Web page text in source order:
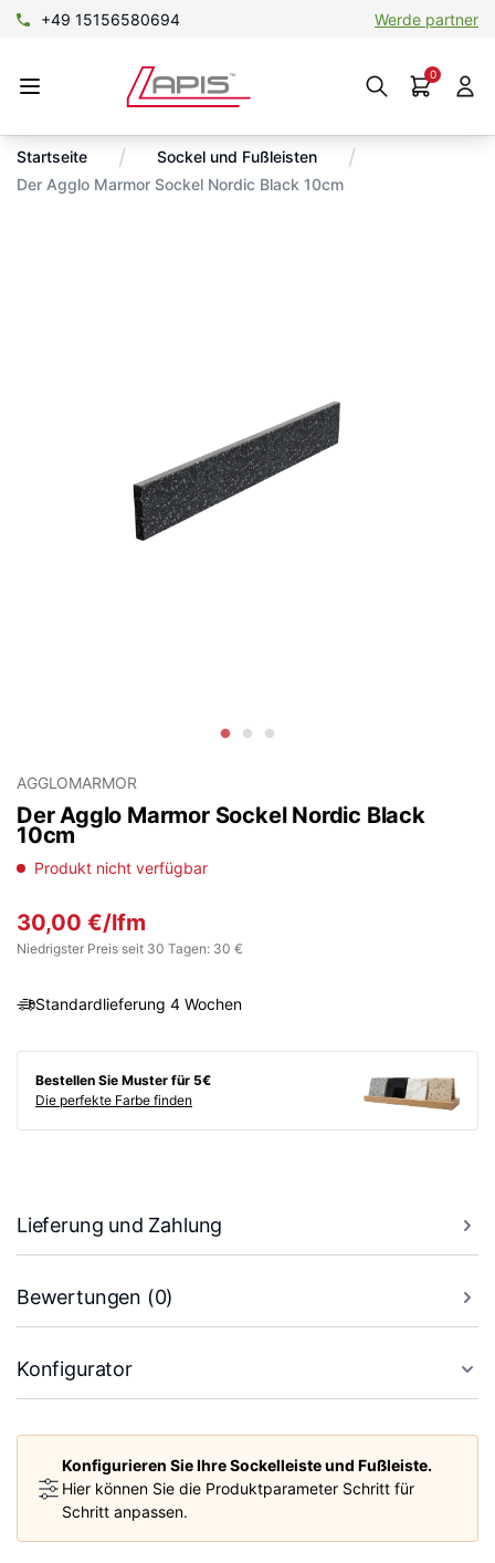
+49 15156580694 Werde partner
0
Startseite / Sockel und Fußleisten /
Der Agglo Marmor Sockel Nordic Black 10cm
AGGLOMARMOR
Der Agglo Marmor Sockel Nordic Black
10cm
Produkt nicht verfügbar
30,00 €/lfm
Niedrigster Preis seit 30 Tagen: 30 €
Standardlieferung 4 Wochen
Bestellen Sie Muster für 5€
Die perfekte Farbe finden
Lieferung und Zahlung
Bewertungen (0)
Konfigurator
Konfigurieren Sie Ihre Sockelleiste und Fußleiste.
Hier können Sie die Produktparameter Schritt für
Schritt anpassen.